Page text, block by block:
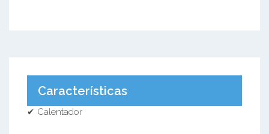
Características
✔ Calentador